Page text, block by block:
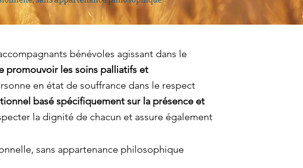
bénévoles agissant dans le
promouvoir les soins palliatifs et
en état de souffrance dans le respect
basé spécifiquement sur la présence et
la dignité de chacun et assure également
sans appartenance philosophique